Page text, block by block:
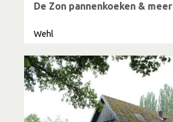
De Zon pannenkoeken & meer
Wehl